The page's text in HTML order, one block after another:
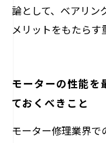
論として、ベアリン
メリットをもたらす
モーターの性能を
ておくべきこと
モーター修理業界